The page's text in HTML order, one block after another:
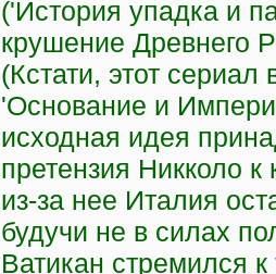
('История упадка и
крушение Древнего
(Кстати, этот
'Основание и
исходная идея
претензия Никколо к
из-за нее Италия
будучи не в силах
Ватикан стремился